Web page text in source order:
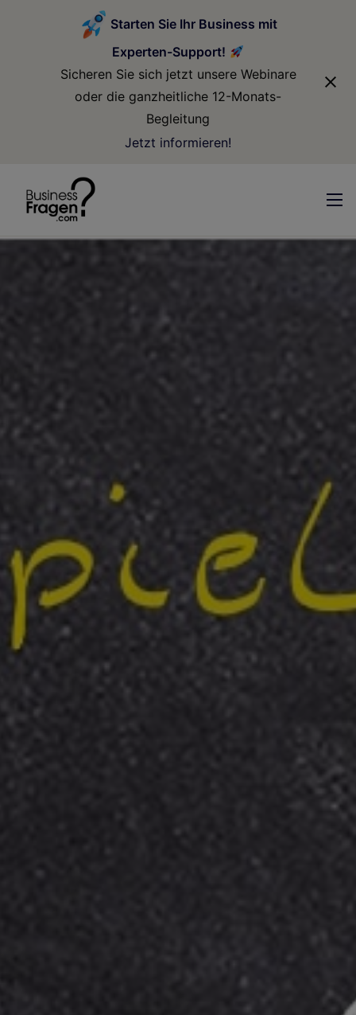
Starten Sie Ihr Business mit
Experten-Support!
Sicheren Sie sich jetzt unsere Webinare
oder die ganzheitliche 12-Monats-
Begleitung
Jetzt informieren!